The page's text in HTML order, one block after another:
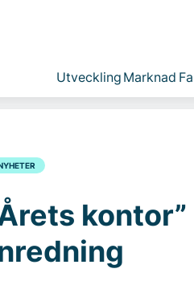
Utveckling Marknad